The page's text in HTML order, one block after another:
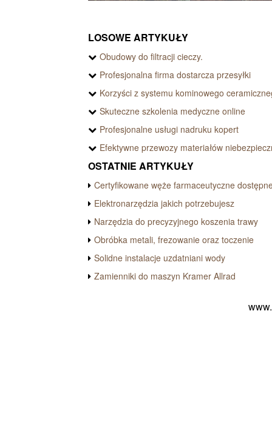
LOSOWE ARTYKUŁY
Obudowy do filtracji cieczy.
Profesjonalna firma dostarcza przesyłki
Korzyści z systemu kominowego
Skuteczne szkolenia medyczne online
Profesjonalne usługi nadruku kopert
Efektywne przewozy materiałów
OSTATNIE ARTYKUŁY
Certyfikowane węże farmaceutyczne
Elektronarzędzia jakich potrzebujesz
Narzędzia do precyzyjnego koszenia trawy
Obróbka metali, frezowanie oraz toczenie
Solidne instalacje uzdatniani wody
Zamienniki do maszyn Kramer Allrad